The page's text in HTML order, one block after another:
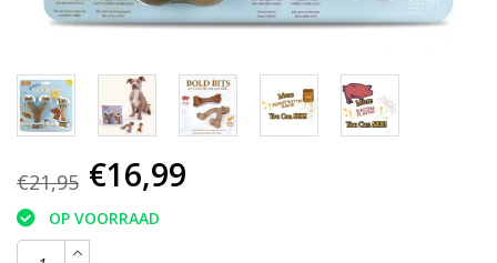
€21,95 €16,99
OP VOORRAAD